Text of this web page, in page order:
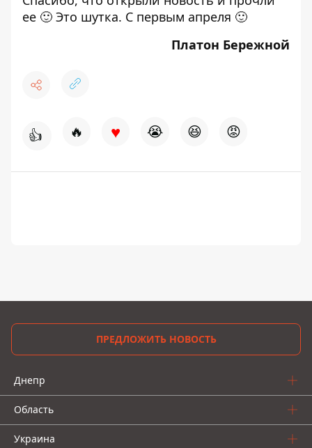
ее 🙂 Это шутка. С первым апреля 🙂
Платон Бережной
👍 🔥 ♥ 😭 😆 😡
ПРЕДЛОЖИТЬ НОВОСТЬ
Днепр
Область
Украина